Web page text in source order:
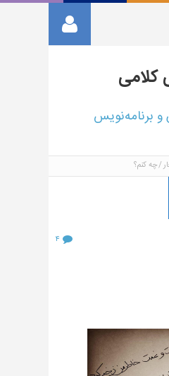
کلامی
و برنامه‌نویس
چه کنم؟
۴